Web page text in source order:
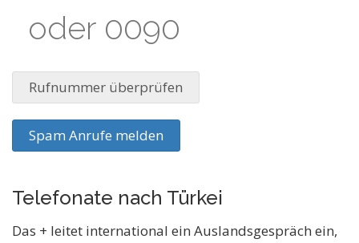
oder 0090
Rufnummer überprüfen
Spam Anrufe melden
Telefonate nach Türkei
Das + leitet international ein Auslandsgespräch ein,